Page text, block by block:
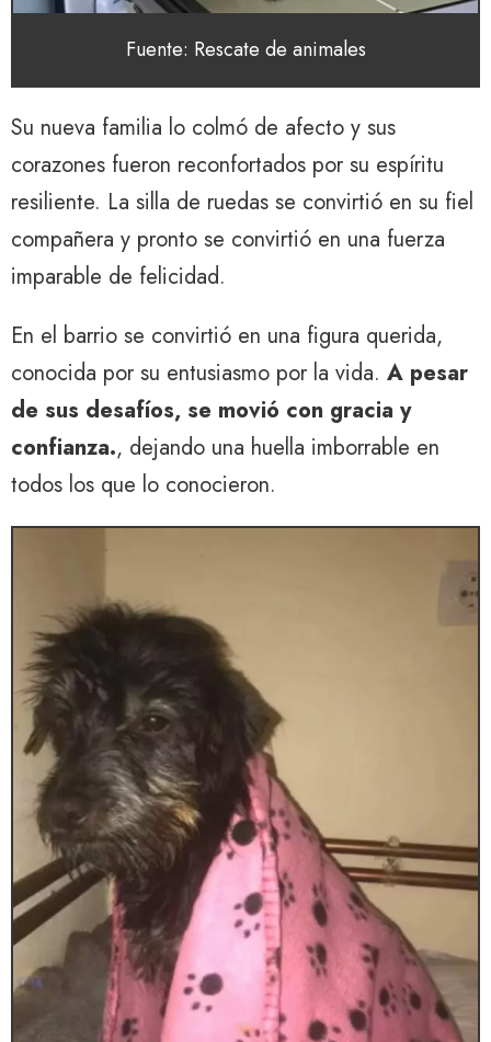
Fuente: Rescate de animales
Su nueva familia lo colmó de afecto y sus
corazones fueron reconfortados por su espíritu
resiliente. La silla de ruedas se convirtió en su fiel
compañera y pronto se convirtió en una fuerza
imparable de felicidad.
En el barrio se convirtió en una figura querida,
conocida por su entusiasmo por la vida. A pesar
de sus desafíos, se movió con gracia y
confianza., dejando una huella imborrable en
todos los que lo conocieron.